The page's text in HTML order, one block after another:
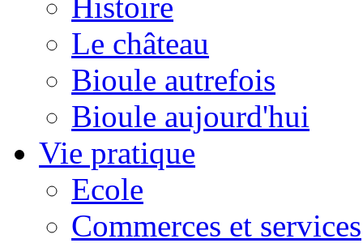
Histoire
Le château
Bioule autrefois
Bioule aujourd'hui
Vie pratique
Ecole
Commerces et services